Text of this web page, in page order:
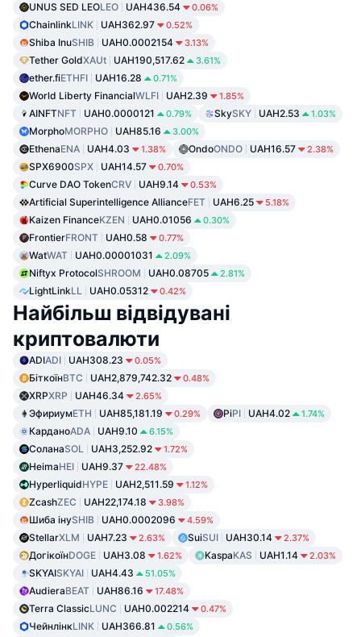
UNUS SED LEOLEO UAH436.54 0.06%
ChainlinkLINK UAH362.97 0.52%
Shiba InuSHIB UAH0.0002154 3.13%
Tether GoldXAUt UAH190,517.62 3.61%
ether.fiETHFI UAH16.28 0.71%
World Liberty FinancialWLFI UAH2.39 1.85%
AINFTNFT UAH0.0000121 0.79% SkySKY UAH2.53 1.03%
MorphoMORPHO UAH85.16 3.00%
EthenaENA UAH4.03 1.38% OndoONDO UAH16.57 2.38%
SPX6900SPX UAH14.57 0.70%
Curve DAO TokenCRV UAH9.14 0.53%
Artificial Superintelligence AllianceFET UAH6.25 5.18%
Kaizen FinanceKZEN UAH0.01056 0.30%
FrontierFRONT UAH0.58 0.77%
WatWAT UAH0.00001031 2.09%
Niftyx ProtocolSHROOM UAH0.08705 2.81%
LightLinkLL UAH0.05312 0.42%
Найбільш відвідувані
криптовалюти
ADIADI UAH308.23 0.05%
БіткоїнBTC UAH2,879,742.32 0.48%
XRPXRP UAH46.34 2.65%
ЭфириумETH UAH85,181.19 0.29% PiPI UAH4.02 1.74%
КарданоADA UAH9.10 6.15%
СоланаSOL UAH3,252.92 1.72%
HeimaHEI UAH9.37 22.48%
HyperliquidHYPE UAH2,511.59 1.12%
ZcashZEC UAH22,174.18 3.98%
Шиба інуSHIB UAH0.0002096 4.59%
StellarXLM UAH7.23 2.63% SuiSUI UAH30.14 2.37%
ДогікоїнDOGE UAH3.08 1.62% KaspaKAS UAH1.14 2.03%
SKYAISKYAI UAH4.43 51.05%
AudieraBEAT UAH86.16 17.48%
Terra ClassicLUNC UAH0.002214 0.47%
ЧейнлінкLINK UAH366.81 0.56%